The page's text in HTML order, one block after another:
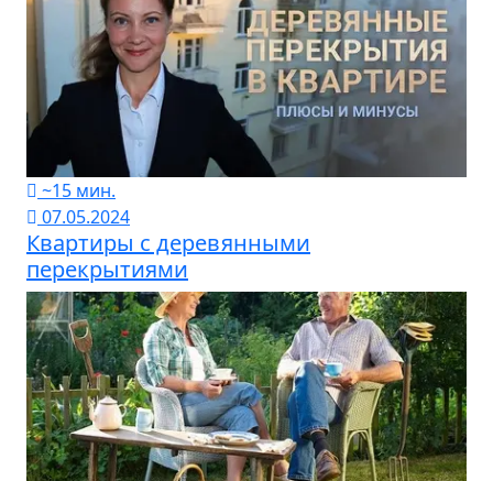
~15 мин.
07.05.2024
Квартиры с деревянными
перекрытиями